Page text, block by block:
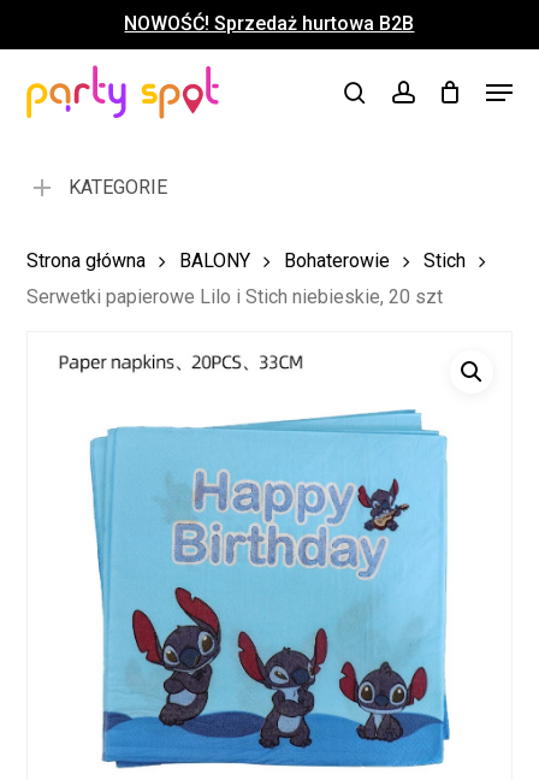
to
content
NOWOŚĆ! Sprzedaż hurtowa B2B
searchaccount
Menu
Koszyk Close
KATEGORIE
Strona główna BALONY Bohaterowie
Stich
Serwetki papierowe Lilo i Stich niebieskie, 20 szt
Menu